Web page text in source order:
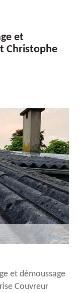
et
Christophe
et démoussage
Couvreur